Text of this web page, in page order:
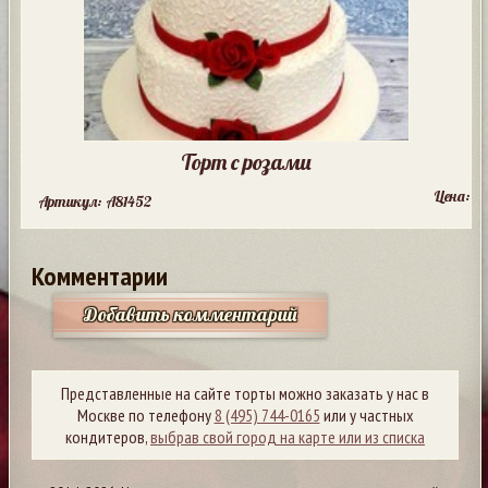
Торт с розами
Артикул: A81452 Цена:
Комментарии
Добавить комментарий
Представленные на сайте торты можно заказать у нас в
Москве по телефону8 (495) 744-0165 или у частных
кондитеров,выбрав свой город на карте или из списка